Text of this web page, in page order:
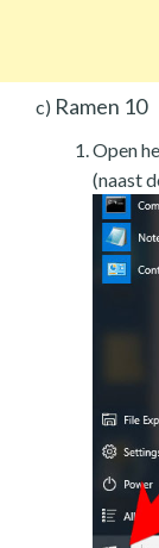
c) Ramen 10
Open
(naast